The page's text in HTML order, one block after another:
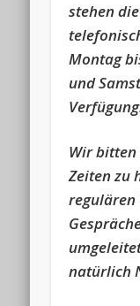
stehen
Montag
und
Wir bitten
Zeiten zu
regulären
natürlich